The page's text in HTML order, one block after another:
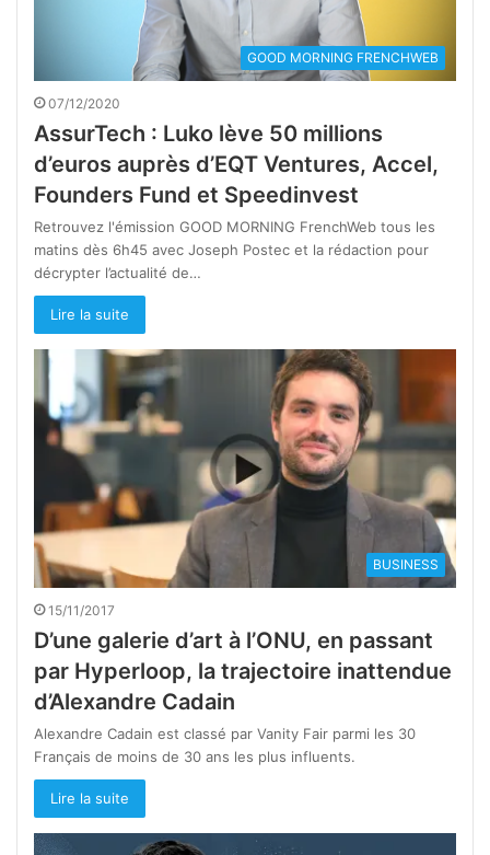
GOOD MORNING FRENCHWEB
07/12/2020
AssurTech : Luko lève 50 millions
d’euros auprès d’EQT Ventures, Accel,
Founders Fund et Speedinvest
Retrouvez l'émission GOOD MORNING FrenchWeb tous les
matins dès 6h45 avec Joseph Postec et la rédaction pour
décrypter l’actualité de…
Lire la suite
BUSINESS
15/11/2017
D’une galerie d’art à l’ONU, en passant
par Hyperloop, la trajectoire inattendue
d’Alexandre Cadain
Alexandre Cadain est classé par Vanity Fair parmi les 30
Français de moins de 30 ans les plus influents.
Lire la suite